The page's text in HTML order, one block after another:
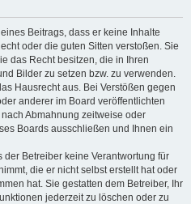
Beitrags, dass er keine Inhalte
oder die guten Sitten verstoßen. Sie
das Recht besitzen, die in Ihren
Bilder zu setzen bzw. zu verwenden.
Hausrecht aus. Bei Verstößen gegen
anderer im Board veröffentlichten
Abmahnung zeitweise oder
Boards ausschließen und Ihnen ein
Betreiber keine Verantwortung für
die er nicht selbst erstellt hat oder
hat. Sie gestatten dem Betreiber, Ihr
jederzeit zu löschen oder zu